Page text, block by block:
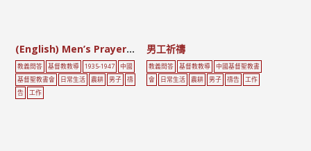
(English) Men’s Prayer Pictures
教義問答 基督教教導 1935-1947
中國
基督聖教書會
日常生活 農耕 男子
禱
告
工作
男工祈禱
教義問答 基督教教導
中國基督聖教書
會
日常生活 農耕 男子 禱告 工作